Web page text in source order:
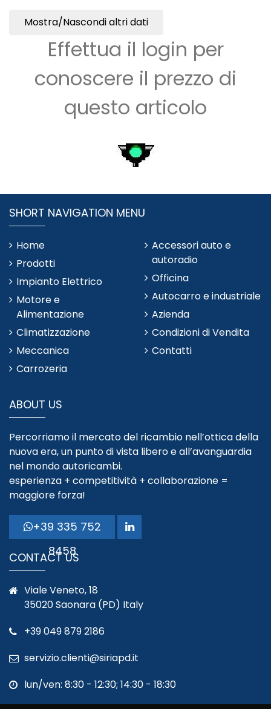
Mostra/Nascondi altri dati
Effettua il login per
conoscere il prezzo di
questo articolo
SHORT NAVIGATION MENU
Home
Prodotti
Impianto Elettrico
Motore e
Alimentazione
Climatizzazione
Meccanica
Carrozeria
Accessori auto e
autoradio
Officina
Autocarro e industriale
Azienda
Condizioni di Vendita
Contatti
ABOUT US
Percorriamo il mercato del ricambio nell’ottica della
nuova era, un punto di vista libero e all’avanguardia
nel mondo autoricambi.
esperienza + competitività + collaborazione =
maggiore forza!
+39 335 752
8458
CONTACT US
Viale Veneto, 18
35020 Saonara (PD) Italy
+39 049 879 2186
servizio.clienti@siriapd.it
lun/ven: 8:30 - 12:30; 14:30 - 18:30